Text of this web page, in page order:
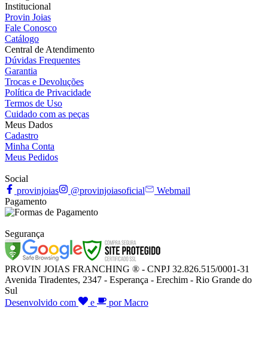
Institucional
Provin Joias
Fale Conosco
Catálogo
Central de Atendimento
Dúvidas Frequentes
Garantia
Trocas e Devoluções
Política de Privacidade
Termos de Uso
Cuidado com as peças
Meus Dados
Cadastro
Minha Conta
Meus Pedidos
Social
provinjoias
@provinjoiasoficial
Webmail
Pagamento
Segurança
PROVIN JOIAS FRANCHING ® - CNPJ 32.826.515/0001-31
Avenida Tiradentes, 2347 - Esperança - Erechim - Rio Grande do
Sul
Desenvolvido com
e por Macro